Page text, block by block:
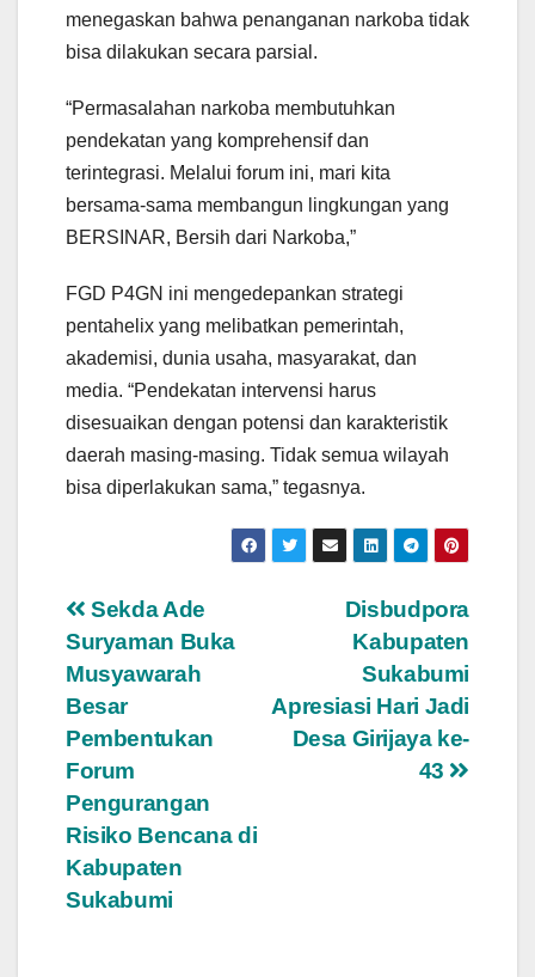
menegaskan bahwa penanganan narkoba tidak
bisa dilakukan secara parsial.
“Permasalahan narkoba membutuhkan
pendekatan yang komprehensif dan
terintegrasi. Melalui forum ini, mari kita
bersama-sama membangun lingkungan yang
BERSINAR, Bersih dari Narkoba,”
FGD P4GN ini mengedepankan strategi
pentahelix yang melibatkan pemerintah,
akademisi, dunia usaha, masyarakat, dan
media. “Pendekatan intervensi harus
disesuaikan dengan potensi dan karakteristik
daerah masing-masing. Tidak semua wilayah
bisa diperlakukan sama,” tegasnya.
Navigasi
pos
Disbudpora
Kabupaten
Sukabumi
Apresiasi Hari Jadi
Desa Girijaya ke-
43
Sekda Ade
Suryaman Buka
Musyawarah
Besar
Pembentukan
Forum
Pengurangan
Risiko Bencana di
Kabupaten
Sukabumi